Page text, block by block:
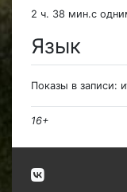
2 ч. 38 мин.с
Язык
Показы в записи:
16+